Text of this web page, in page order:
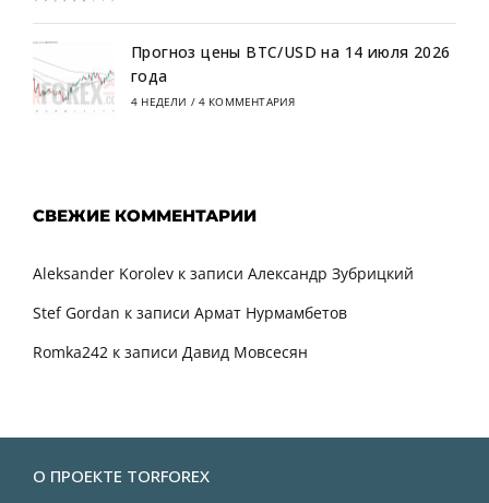
Прогноз цены BTC/USD на 14 июля 2026
года
4 НЕДЕЛИ / 4 КОММЕНТАРИЯ
СВЕЖИЕ КОММЕНТАРИИ
Aleksander Korolev к записи Александр Зубрицкий
Stef Gordan к записи Армат Нурмамбетов
Romka242 к записи Давид Мовсесян
О ПРОЕКТЕ TORFOREX